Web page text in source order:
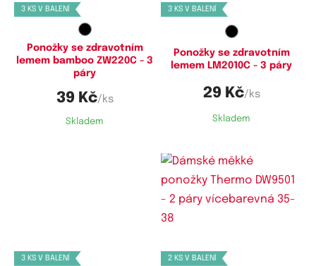
3 KS V BALENÍ
Ponožky se zdravotním
lemem bamboo ZW220C - 3
páry
39 Kč/ks
Skladem
3 KS V BALENÍ
Ponožky se zdravotním
lemem LM2010C - 3 páry
29 Kč/ks
Skladem
3 KS V BALENÍ 2 KS V BALENÍ